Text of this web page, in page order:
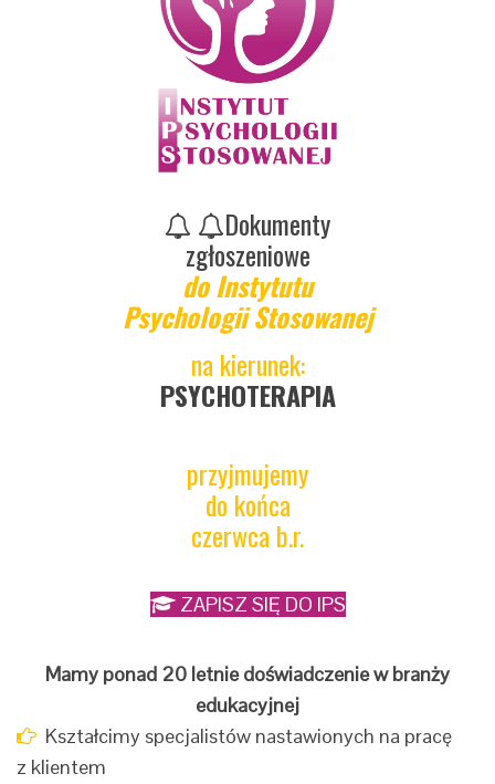
Dokumenty
zgłoszeniowe
do Instytutu
Psychologii Stosowanej
na kierunek:
PSYCHOTERAPIA
przyjmujemy
do końca
czerwca b.r.
ZAPISZ SIĘ DO IPS
Mamy ponad 20 letnie doświadczenie w branży
edukacyjnej
Kształcimy specjalistów nastawionych na pracę
z klientem